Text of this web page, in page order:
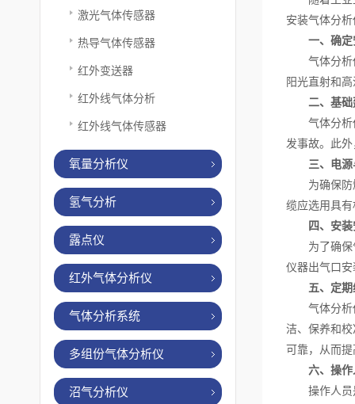
激光气体传感器
热导气体传感器
红外变送器
红外线气体分析
红外线气体传感器
氧量分析仪
氢气分析
露点仪
红外气体分析仪
气体分析系统
多组份气体分析仪
沼气分析仪
安装气体分
一、确
气体分析仪
阳光直射和
二、基
气体分析仪
发事故。此
三、电
为确保防爆
缆应选用具
四、安
为了确保气
仪器出气口
五、定
气体分析仪
洁、保养和
可靠，从而
六、操
操作人员是